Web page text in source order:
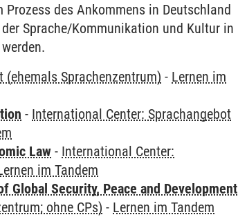
des Ankommens in Deutschland
Sprache/Kommunikation und Kultur in
Sprachenzentrum) - Lernen im
- International Center: Sprachangebot
Law - International Center:
im Tandem
Global Security, Peace and Development
ohne CPs) - Lernen im Tandem